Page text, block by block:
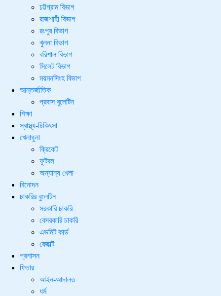
চট্টগ্রাম বিভাগ
রাজশাহী বিভাগ
রংপুর বিভাগ
খুলনা বিভাগ
বরিশাল বিভাগ
সিলেট বিভাগ
ময়মনসিংহ বিভাগ
আন্তর্জাতিক
প্রবাস বুলেটিন
শিক্ষা
স্বাস্থ্য-চিকিৎসা
খেলাধুলা
ক্রিকেট
ফুটবল
অন্যান্য খেলা
বিনোদন
চাকরির বুলেটিন
সরকারি চাকরি
বেসরকারি চাকরি
এডমিট কার্ড
রেজাল্ট
প্রশাসন
ফিচার
আইন-আদালত
ধর্ম